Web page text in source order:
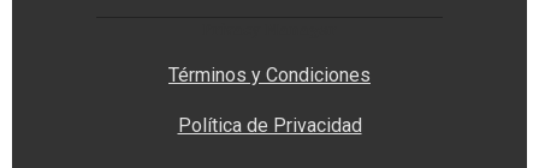
Términos y Condiciones
Política de Privacidad